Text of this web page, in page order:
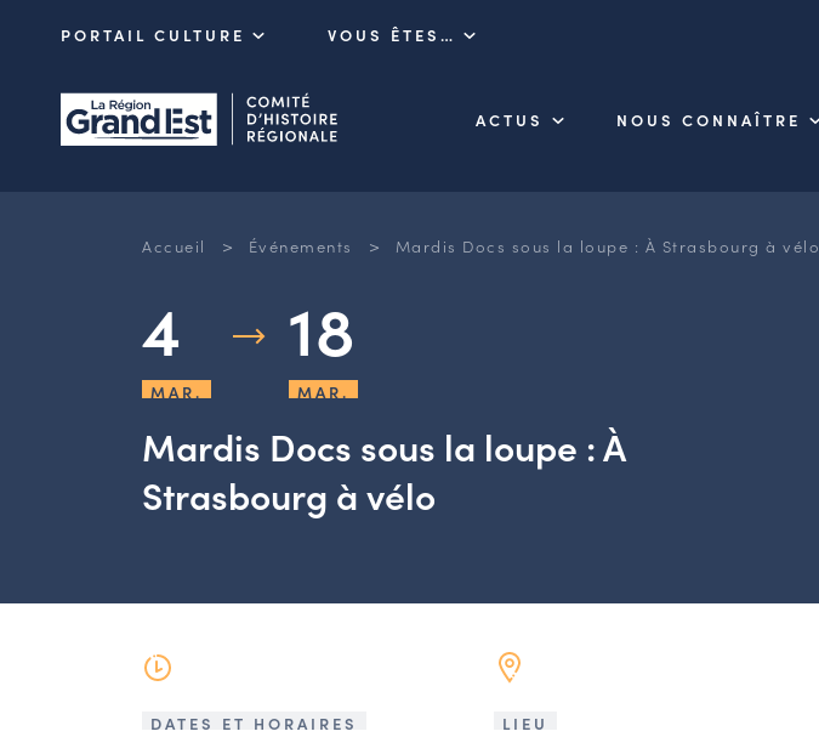
PORTAIL CULTURE VOUS ÊTES…
ACTUS NOUS CONNAÎTRE
Accueil > Événements > Mardis Docs sous la loupe : À Strasbourg à vélo
4
MAR.
18
MAR.
Mardis Docs sous la loupe : À
Strasbourg à vélo
DATES ET HORAIRES LIEU